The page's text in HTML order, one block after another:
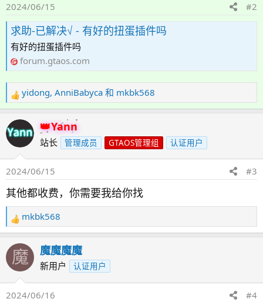
2024/06/15 #2
求助-已解决√ - 有好的扭蛋插件吗
有好的扭蛋插件吗
forum.gtaos.com
反
馈
：
yidong, AnniBabyca 和 mkbk568
Yann
站长 管理成员 GTAOS管理组 认证用户
2024/06/15 #3
其他都收费，你需要我给你找
反
馈
：
mkbk568
魔 魔魔魔魔
新用户 认证用户
2024/06/16 #4